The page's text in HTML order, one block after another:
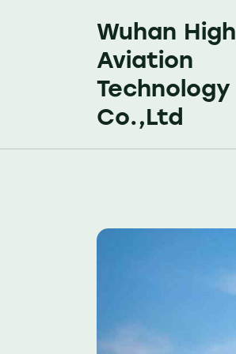
Wuhan High
Aviation
Technology
Co.,Ltd